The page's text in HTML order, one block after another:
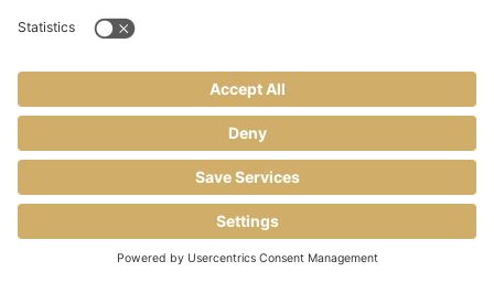
Art. 6 Abs. 1 lit. a DSGVO und § 25 Abs. 1 TDDDG. Die Einwilligung ist
Mehr Informationen zu Google Conversion-Tracking finden Sie in den
Datenschutzbestimmungen von Google:
https://policies.google.com/privacy?hl=de.
Das Unternehmen verfügt über eine Zertifizierung nach dem „EU-US Data
Privacy Framework“ (DPF). Der DPF ist ein Übereinkommen zwischen der
Europäischen Union und den USA, der die Einhaltung europäischer